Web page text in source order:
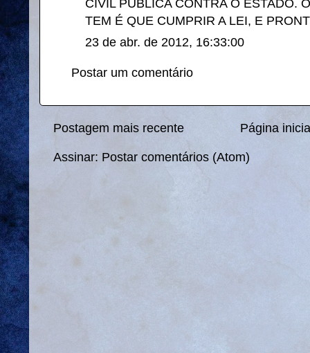
CIVIL PÚBLICA CONTRA O ESTADO.
TEM É QUE CUMPRIR A LEI, E
23 de abr. de 2012, 16:33:00
Postar um comentário
Postagem mais recente Página
Assinar: Postar comentários (Atom)